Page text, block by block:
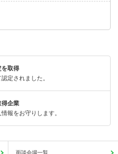
を取得
定されました。
得企業
報をお守りします。
面談会場一覧